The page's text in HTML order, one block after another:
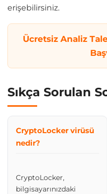
erişebilirsiniz.
Ücretsiz Analiz
Sıkça Sorulan
CryptoLocker virüsü
nedir?
CryptoLocker,
bilgisayarınızdaki